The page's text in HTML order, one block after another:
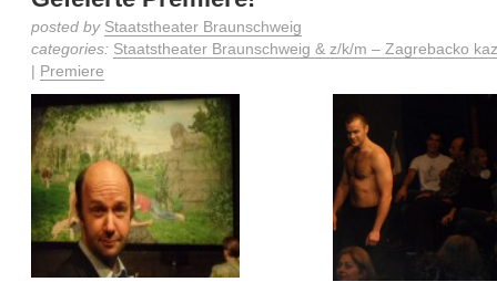
posted by Staatstheater Braunschweig
categories: Staatstheater Braunschweig & z/k/m – Zagrebacko
Premiere